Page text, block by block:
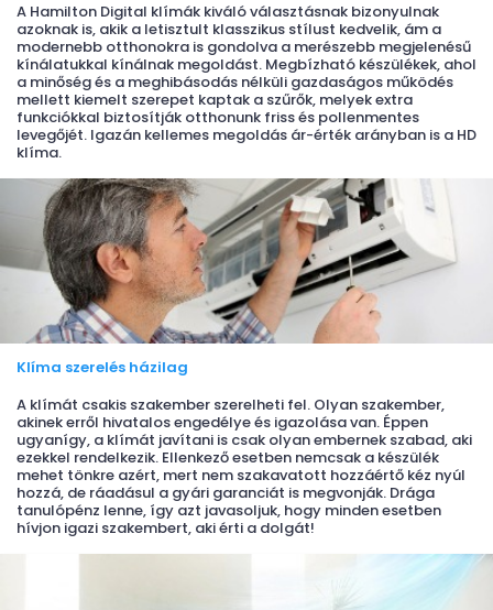
A Hamilton Digital klímák kiváló választásnak bizonyulnak
azoknak is, akik a letisztult klasszikus stílust kedvelik, ám a
modernebb otthonokra is gondolva a merészebb megjelenésű
kínálatukkal kínálnak megoldást. Megbízható készülékek, ahol
a minőség és a meghibásodás nélküli gazdaságos működés
mellett kiemelt szerepet kaptak a szűrők, melyek extra
funkciókkal biztosítják otthonunk friss és pollenmentes
levegőjét. Igazán kellemes megoldás ár-érték arányban is a HD
klíma.
Klíma szerelés házilag
A klímát csakis szakember szerelheti fel. Olyan szakember,
akinek erről hivatalos engedélye és igazolása van. Éppen
ugyanígy, a klímát javítani is csak olyan embernek szabad, aki
ezekkel rendelkezik. Ellenkező esetben nemcsak a készülék
mehet tönkre azért, mert nem szakavatott hozzáértő kéz nyúl
hozzá, de ráadásul a gyári garanciát is megvonják. Drága
tanulópénz lenne, így azt javasoljuk, hogy minden esetben
hívjon igazi szakembert, aki érti a dolgát!